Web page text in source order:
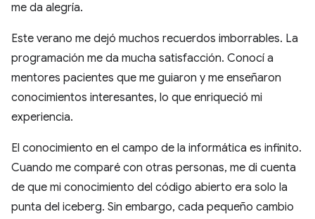
me da alegría.
Este verano me dejó muchos recuerdos imborrables. La
programación me da mucha satisfacción. Conocí a
mentores pacientes que me guiaron y me enseñaron
conocimientos interesantes, lo que enriqueció mi
experiencia.
El conocimiento en el campo de la informática es infinito.
Cuando me comparé con otras personas, me di cuenta
de que mi conocimiento del código abierto era solo la
punta del iceberg. Sin embargo, cada pequeño cambio